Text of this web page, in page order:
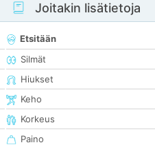
Joitakin lisätietoja
Etsitään
Silmät
Hiukset
Keho
Korkeus
Paino